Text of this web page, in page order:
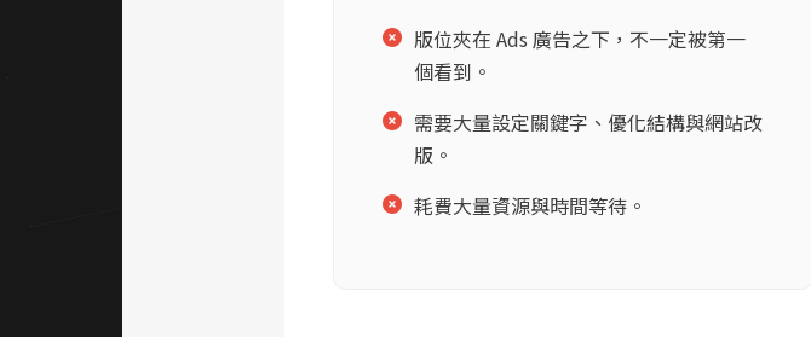
版位夾在 Ads 廣告之下，不一定被第一
個看到。
需要大量設定關鍵字、優化結構與網站改
版。
耗費大量資源與時間等待。